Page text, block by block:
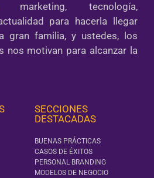
marketing, tecnología,
para hacerla llegar
gran familia, y ustedes, los
nos motivan para alcanzar la
SECCIONES
DESTACADAS
BUENAS PRÁCTICAS
CASOS DE ÉXITOS
PERSONAL BRANDING
MODELOS DE NEGOCIO